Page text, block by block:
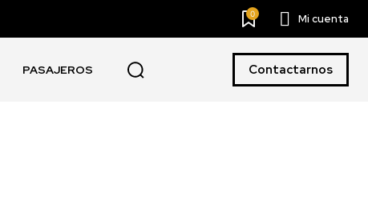
0 Mi cuenta
PASAJEROS Contactarnos